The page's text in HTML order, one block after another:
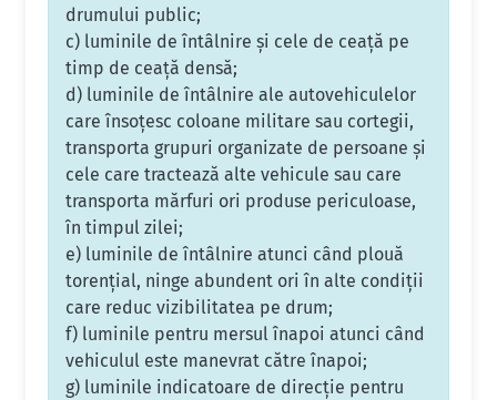
drumului public;
c) luminile de întâlnire şi cele de ceaţă pe
timp de ceaţă densă;
d) luminile de întâlnire ale autovehiculelor
care însoţesc coloane militare sau cortegii,
transporta grupuri organizate de persoane şi
cele care tractează alte vehicule sau care
transporta mărfuri ori produse periculoase,
în timpul zilei;
e) luminile de întâlnire atunci când plouă
torenţial, ninge abundent ori în alte condiţii
care reduc vizibilitatea pe drum;
f) luminile pentru mersul înapoi atunci când
vehiculul este manevrat către înapoi;
g) luminile indicatoare de direcţie pentru